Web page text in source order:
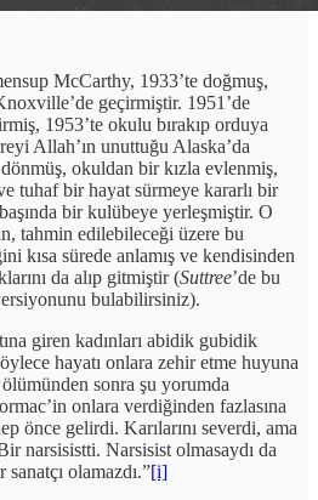
McCarthy, 1933’te doğmuş,
geçirmiştir. 1951’de
1953’te okulu bırakıp orduya
Allah’ın unuttuğu Alaska’da
okuldan bir kızla evlenmiş,
tuhaf bir hayat sürmeye kararlı bir
bir kulübeye yerleşmiştir. O
tahmin edilebileceği üzere bu
kısa sürede anlamış ve kendisinden
da alıp gitmiştir (Suttree’de bu
bulabilirsiniz).
giren kadınları abidik gubidik
hayatı onlara zehir etme huyuna
sonra şu yorumda
onlara verdiğinden fazlasına
önce gelirdi. Karılarını severdi, ama
narsisistti. Narsisist olmasaydı da
olamazdı.”[i]